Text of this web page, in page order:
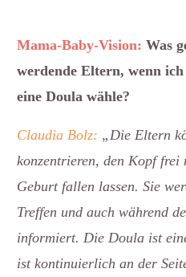
Mama-Baby-Vision: Was
werdende Eltern, wenn
eine Doula wähle?
Claudia Bolz: „Die Eltern
konzentrieren, den Kopf frei
Geburt fallen lassen. Sie
Treffen und auch während
informiert. Die Doula ist
ist kontinuierlich an der